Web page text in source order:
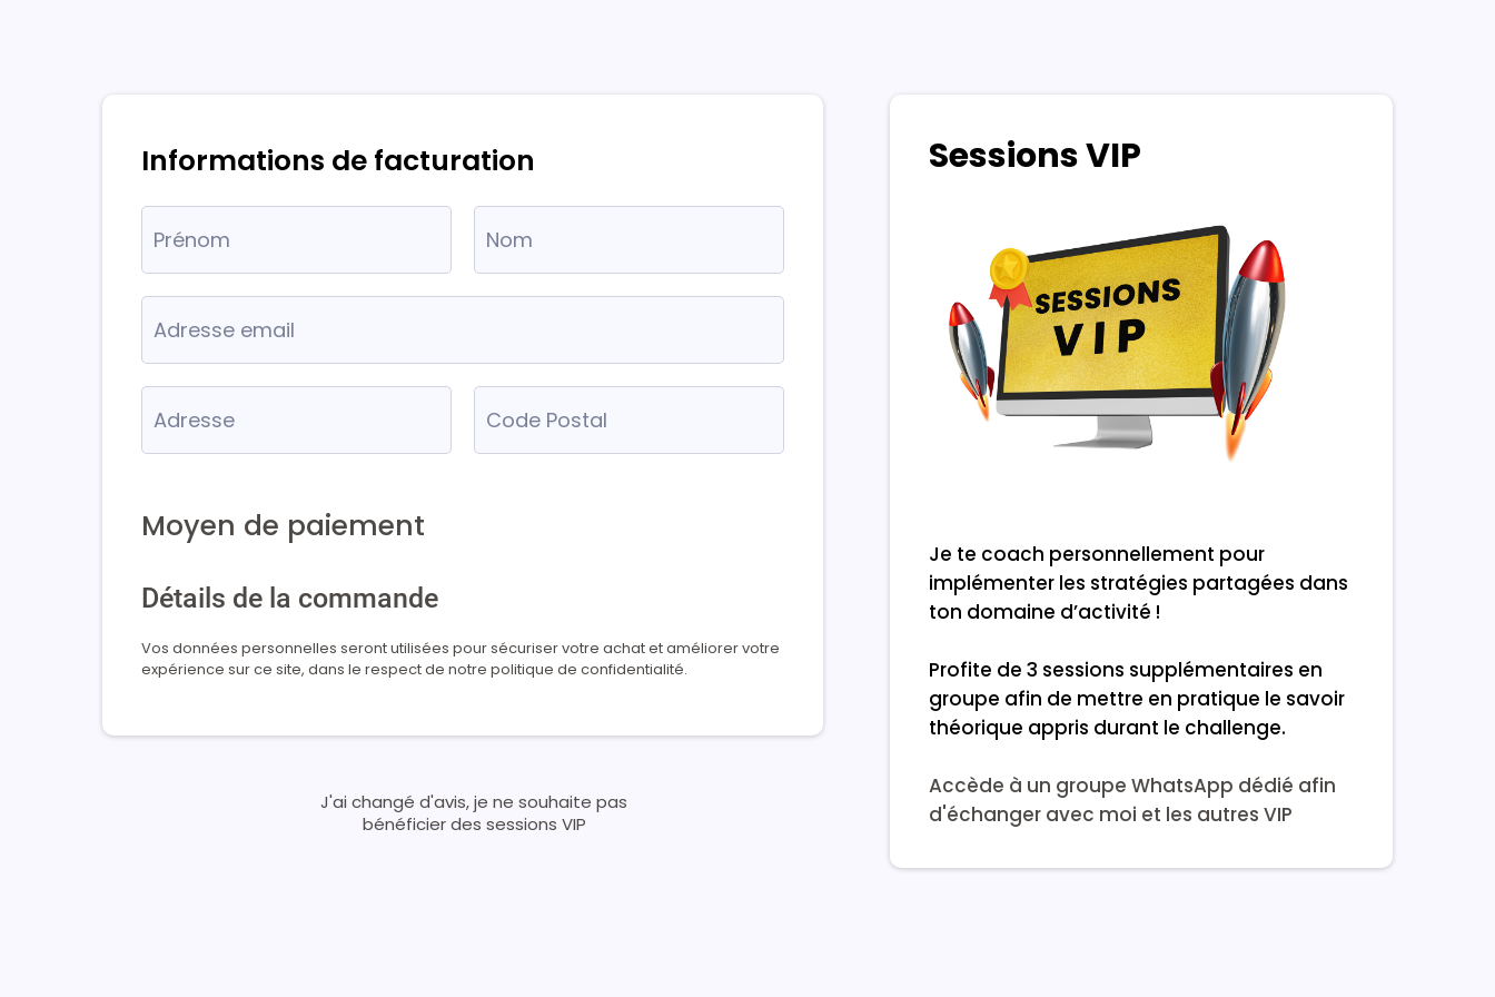
Informations de facturation
Moyen de paiement
Détails de la commande
Vos données personnelles seront utilisées pour sécuriser votre achat et améliorer votre
expérience sur ce site, dans le respect de notre politique de confidentialité.
J'ai changé d'avis, je ne souhaite pas
bénéficier des sessions VIP
Sessions VIP
Je te coach personnellement pour
implémenter les stratégies partagées dans
ton domaine d’activité !
Profite de 3 sessions supplémentaires en
groupe afin de mettre en pratique le savoir
théorique appris durant le challenge.
Accède à un groupe WhatsApp dédié afin
d'échanger avec moi et les autres VIP